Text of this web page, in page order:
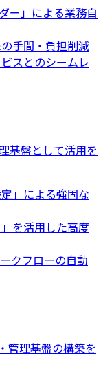
ー」による業務自
手間・負担削減
スとのシームレ
基盤として活用を
」による強固な
を活用した高度
クフローの自動
管理基盤の構築を